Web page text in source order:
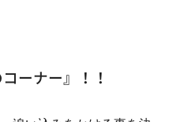
ーナー』！！